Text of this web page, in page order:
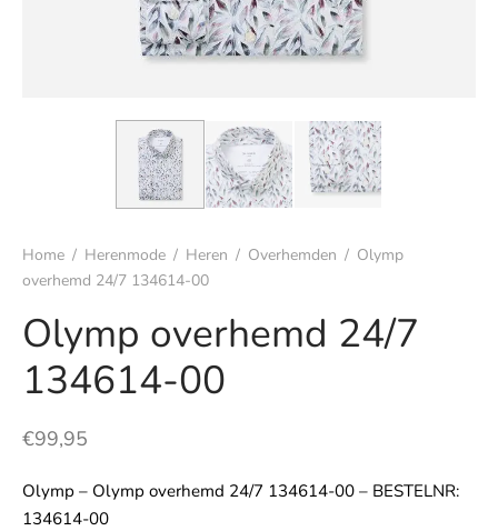
Home / Herenmode / Heren / Overhemden / Olymp
overhemd 24/7 134614-00
Olymp overhemd 24/7
134614-00
€99,95
Olymp – Olymp overhemd 24/7 134614-00 – BESTELNR:
134614-00
& colberts
& vesten